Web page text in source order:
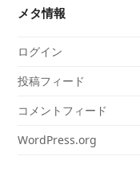
メタ情報
ログイン
投稿フィード
コメントフィード
WordPress.org